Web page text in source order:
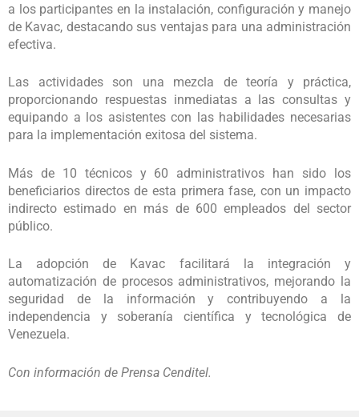
a los participantes en la instalación, configuración y manejo
de Kavac, destacando sus ventajas para una administración
efectiva.
Las actividades son una mezcla de teoría y práctica,
proporcionando respuestas inmediatas a las consultas y
equipando a los asistentes con las habilidades necesarias
para la implementación exitosa del sistema.
Más de 10 técnicos y 60 administrativos han sido los
beneficiarios directos de esta primera fase, con un impacto
indirecto estimado en más de 600 empleados del sector
público.
La adopción de Kavac facilitará la integración y
automatización de procesos administrativos, mejorando la
seguridad de la información y contribuyendo a la
independencia y soberanía científica y tecnológica de
Venezuela.
Con información de Prensa Cenditel.